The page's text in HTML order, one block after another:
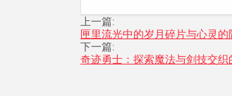
上一篇:
匣里流光中的岁月碎片与心灵的
下一篇:
奇迹勇士：探索魔法与剑技交